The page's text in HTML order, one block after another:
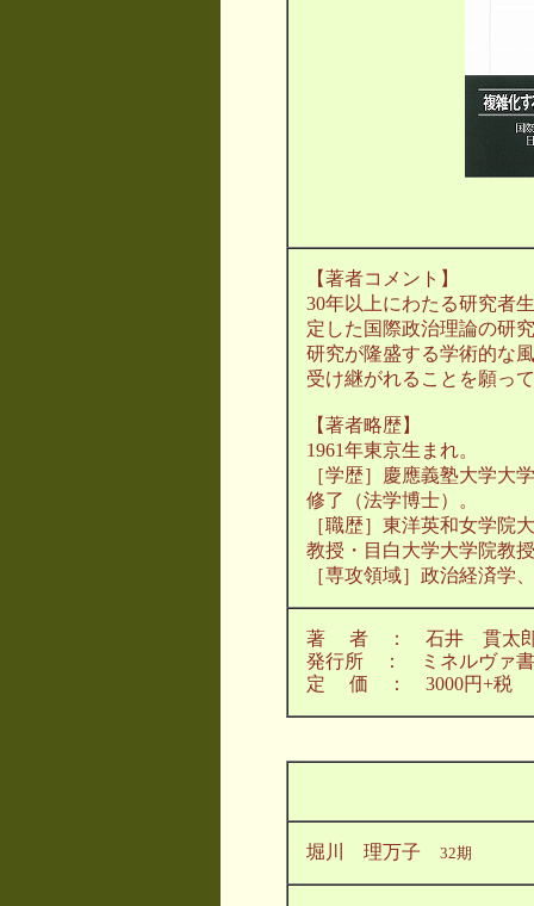
【著者コメント】
30年以上にわたる研究者
定した国際政治理論の研
研究が隆盛する学術的な
受け継がれることを願っ
【著者略歴】
1961年東京生まれ。
［学歴］慶應義塾大学大
修了（法学博士）。
［職歴］東洋英和女学院
教授・目白大学大学院教
［専攻領域］政治経済学
著 者 ： 石井 貫太
発行所 ： ミネルヴァ
定 価 ： 3000円+税
堀川 理万子 32期